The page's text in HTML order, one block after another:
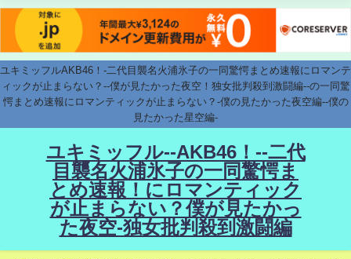
ユキミッフルAKB46！-二代目襲名火浦氷子の一同驚愕まとめ速報にロマンテ
ィックが止まらない？--僕が見たかった夜空！独女批判殺到激闘編--の一同驚
愕まとめ速報にロマンティックが止まらない？-僕の見たかった夜空編--僕の
見たかった星空編-
ユキミッフル--AKB46！--二代
目襲名火浦氷子の一同驚愕ま
とめ速報！にロマンティック
が止まらない？僕が見たかっ
た夜空-独女批判殺到激闘編